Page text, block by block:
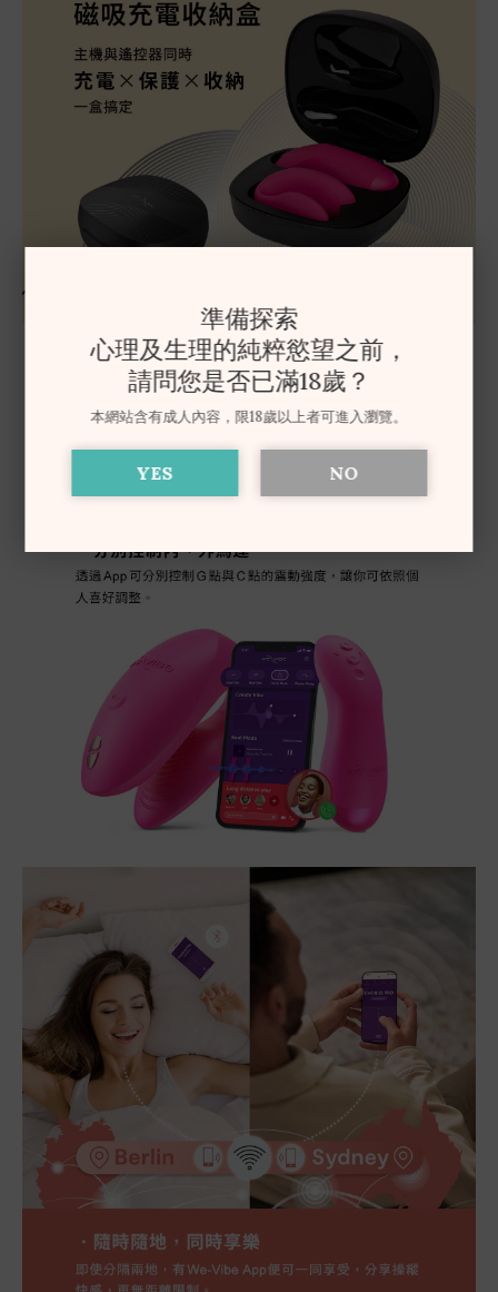
準備探索
心理及生理的純粹慾望之前，
請問您是否已滿18歲？
本網站含有成人內容，限18歲以上者可進入瀏覽。
YES NO